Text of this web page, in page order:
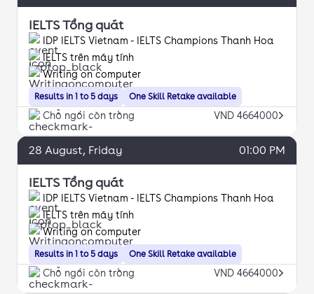
IELTS Tổng quát
IDP IELTS Vietnam - IELTS Champions Thanh Hoa
Results in 1 to 5 days
IELTS trên máy tính
Writing on computer
One Skill Retake available
Chỗ ngồi còn trống VND 4664000
28 August, Friday 01:00 PM
IELTS Tổng quát
IDP IELTS Vietnam - IELTS Champions Thanh Hoa
Results in 1 to 5 days
IELTS trên máy tính
Writing on computer
One Skill Retake available
Chỗ ngồi còn trống VND 4664000